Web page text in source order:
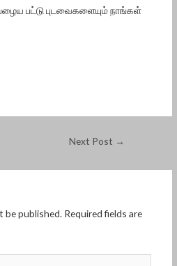
பட்டு புடவைகளையும் நாங்கள்
Next Post →
be published. Required fields are